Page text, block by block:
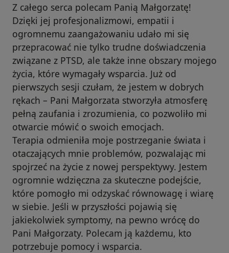
Z całego serca polecam Panią Małgorzatę!
Dzięki jej profesjonalizmowi, empatii i
ogromnemu zaangażowaniu udało mi się
przepracować nie tylko trudne doświadczenia
związane z PTSD, ale także inne obszary mojego
życia, które wymagały wsparcia. Już od
pierwszych sesji czułam, że jestem w dobrych
rękach – Pani Małgorzata stworzyła atmosferę
pełną zaufania i zrozumienia, co pozwoliło mi
otwarcie mówić o swoich emocjach.
Terapia odmieniła moje postrzeganie świata i
otaczających mnie problemów, pozwalając mi
spojrzeć na życie z nowej perspektywy. Jestem
ogromnie wdzięczna za skuteczne podejście,
które pomogło mi odzyskać równowagę i wiarę
w siebie. Jeśli w przyszłości pojawią się
jakiekolwiek symptomy, na pewno wrócę do
Pani Małgorzaty. Polecam ją każdemu, kto
potrzebuje pomocy i wsparcia.